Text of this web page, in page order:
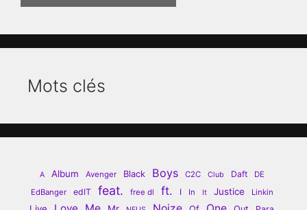
Mots clés
A Album Avenger Black Boys C2C Club Daft
DE
EdBanger
edIT feat. free dl ft. I In It Justice Linkin